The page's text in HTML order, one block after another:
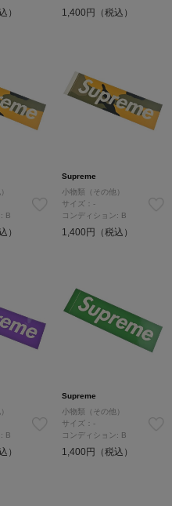
） 1,400円（税込）
B
）
Supreme
小物類（その他）
サイズ：-
コンディション: B
1,400円（税込）
B
）
Supreme
小物類（その他）
サイズ：-
コンディション: B
1,400円（税込）